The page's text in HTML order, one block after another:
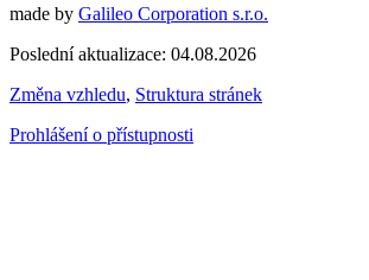
made by Galileo Corporation s.r.o.
Poslední aktualizace: 04.08.2026
Změna vzhledu, Struktura stránek
Prohlášení o přístupnosti